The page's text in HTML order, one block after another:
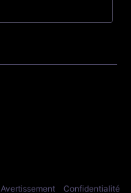
Avertissement
Confidentialité